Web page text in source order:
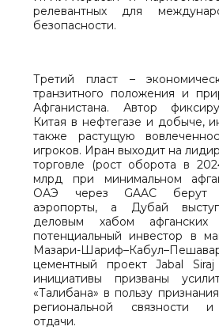
релевантных для
безопасности.
Третий пласт –
транзитного положения и
Афганистана. Автор
Китая в нефтегазе и добыче,
также растущую
игроков. Иран выходит на
торговле (рост оборота в
млрд при минимальном
ОАЭ через GAAC берут
аэропорты, а Дубай
деловым хабом
потенциальный инвестор в
Мазари-
цементный проект Jabal
инициативы призваны
«Талибана» в пользу
региональной связности и
отдачи.